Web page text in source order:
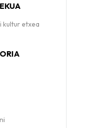
kultur etxea